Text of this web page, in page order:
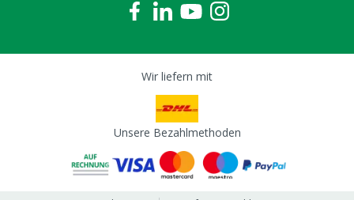
Wir liefern mit
Unsere Bezahlmethoden